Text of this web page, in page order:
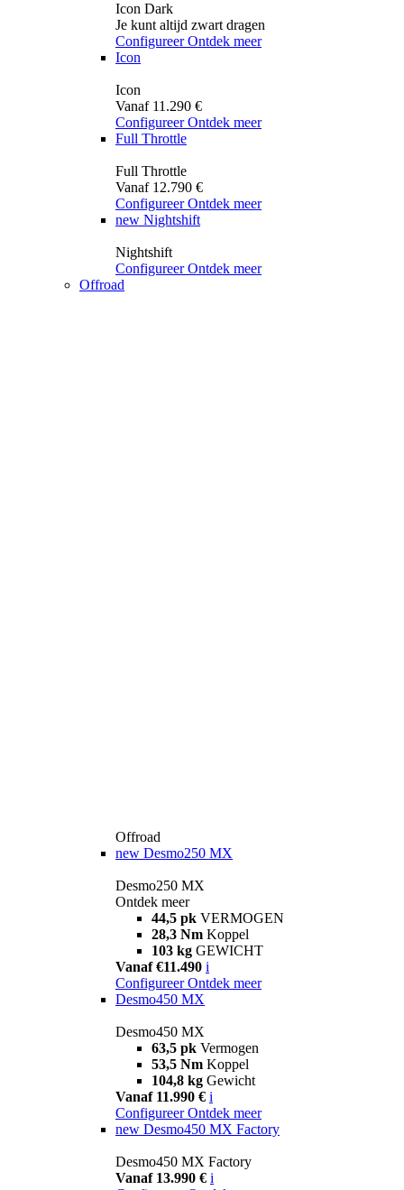
Icon Dark
Je kunt altijd zwart dragen
Configureer Ontdek meer
Icon
Icon
Vanaf 11.290 €
Configureer Ontdek meer
Full Throttle
Full Throttle
Vanaf 12.790 €
Configureer Ontdek meer
new Nightshift
Nightshift
Configureer Ontdek meer
Offroad
Offroad
new Desmo250 MX
Desmo250 MX
Ontdek meer
44,5 pk VERMOGEN
28,3 Nm Koppel
103 kg GEWICHT
Vanaf €11.490 i
Configureer Ontdek meer
Desmo450 MX
Desmo450 MX
63,5 pk Vermogen
53,5 Nm Koppel
104,8 kg Gewicht
Vanaf 11.990 € i
Configureer Ontdek meer
new Desmo450 MX Factory
Desmo450 MX Factory
Vanaf 13.990 € i